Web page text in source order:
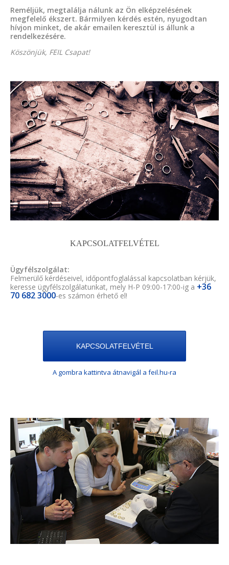
Reméljük, megtalálja nálunk az Ön elképzelésének
megfelelő ékszert. Bármilyen kérdés estén, nyugodtan
hívjon minket, de akár emailen keresztül is állunk a
rendelkezésére.
Köszönjük, FEIL Csapat!
KAPCSOLATFELVÉTEL
Ügyfélszolgálat:
Felmerülő kérdéseivel, időpontfoglalással kapcsolatban kérjük,
keresse ügyfélszolgálatunkat, mely H-P 09:00-17:00-ig a +36
70 682 3000-es számon érhető el!
KAPCSOLATFELVÉTEL
A gombra kattintva átnavigál a feil.hu-ra